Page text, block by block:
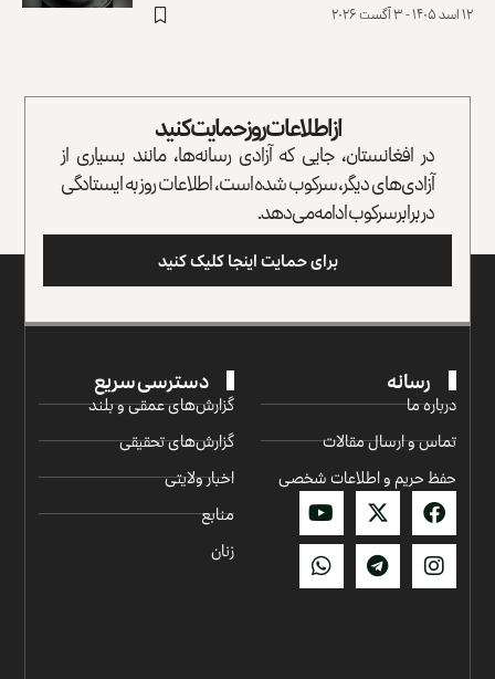
۱۲ اسد ۱۴۰۵ - ۳ آگست ۲۰۲۶
از اطلاعات روز حمایت کنید
در افغانستان، جایی که آزادی رسانه‌ها، مانند بسیاری از
آزادی‌های دیگر، سرکوب شده است، اطلاعات روز به ایستادگی
در برابر سرکوب ادامه می‌دهد.
برای حمایت اینجا کلیک کنید
رسانه
درباره ما
تماس و ارسال مقالات
حفظ حریم و اطلاعات شخصی
دسترسی سریع
گزارش‌‌های عمقی و بلند
گزارش‌های تحقیقی
اخبار ولایتی
منابع
زنان